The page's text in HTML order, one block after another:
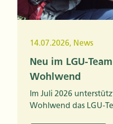
14.07.2026, News
Neu im LGU-
Wohlwend
Im Juli 2026
Wohlwend das LGU-